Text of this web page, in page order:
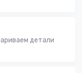
детали